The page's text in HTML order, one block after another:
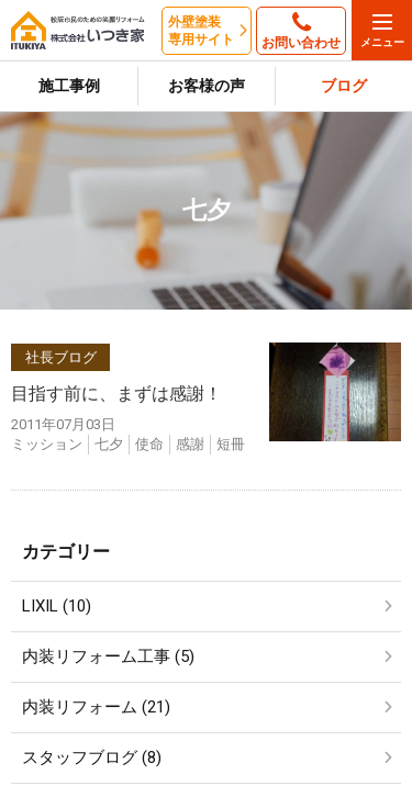
外壁塗装
専用サイト
お問い合わせ
施工事例 お客様の声 ブログ
七夕
社長ブログ
目指す前に、まずは感謝！
2011年07月03日
ミッション
七夕 使命 感謝 短冊
カテゴリー
LIXIL (10)
内装リフォーム工事 (5)
内装リフォーム (21)
スタッフブログ (8)